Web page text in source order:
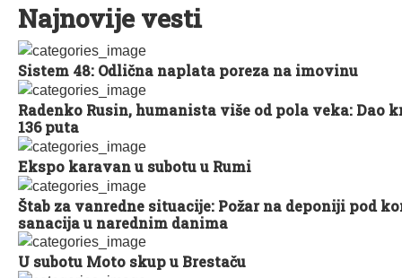
Najnovije vesti
Sistem 48: Odlična naplata poreza na imovinu
Radenko Rusin, humanista više od pola veka: Dao
136 puta
Ekspo karavan u subotu u Rumi
Štab za vanredne situacije: Požar na deponiji pod
sanacija u narednim danima
U subotu Moto skup u Brestaču